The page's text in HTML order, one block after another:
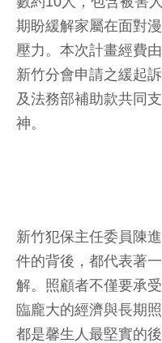
期盼緩解家屬在面對
壓力。本次計畫經費
新竹分會申請之緩起
及法務部補助款共同
神。
新竹犯保主任委員陳
件的背後，都代表著
解。照顧者不僅要承
臨龐大的經濟與長期
都是馨生人最堅實的